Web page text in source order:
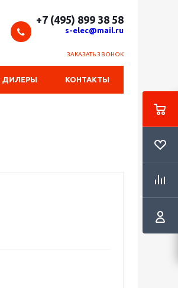
+7 (495) 899 38 58
s-elec@mail.ru
ЗАКАЗАТЬ ЗВОНОК
ДИЛЕРЫ КОНТАКТЫ